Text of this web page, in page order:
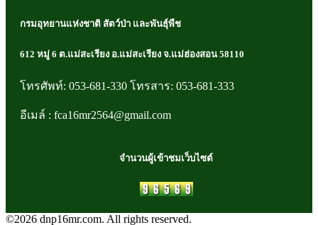
กรมอุทยานแห่งชาติ สัตว์ป่า และพันธุ์พืช
612 หมู่ 6 ต.แม่สะเรียง อ.แม่สะเรียง จ.แม่ฮ่องสอน 58110
โทรศัพท์: 053-681-330 โทรสาร: 053-681-333
อีเมล์ : fca16mr2564@gmail.com
จำนวนผู้เข้าชมเว็บไซต์
©2026 dnp16mr.com. All rights reserved.